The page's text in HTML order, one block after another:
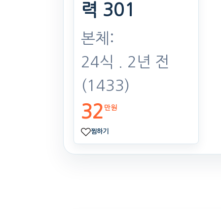
찜하기
력 301
본체:
24식
. 2년 전
(1433)
32 만원
찜하기